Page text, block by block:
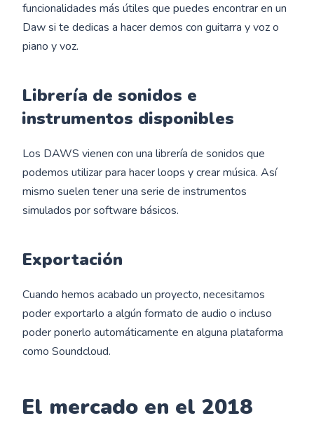
funcionalidades más útiles que puedes encontrar en un
Daw si te dedicas a hacer demos con guitarra y voz o
piano y voz.
Librería de sonidos e
instrumentos disponibles
Los DAWS vienen con una librería de sonidos que
podemos utilizar para hacer loops y crear música. Así
mismo suelen tener una serie de instrumentos
simulados por software básicos.
Exportación
Cuando hemos acabado un proyecto, necesitamos
poder exportarlo a algún formato de audio o incluso
poder ponerlo automáticamente en alguna plataforma
como Soundcloud.
El mercado en el 2018